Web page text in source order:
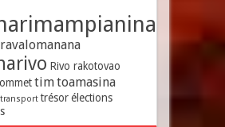
ravalomanana
Rivo rakotovao
timtoamasina
transport trésor élections